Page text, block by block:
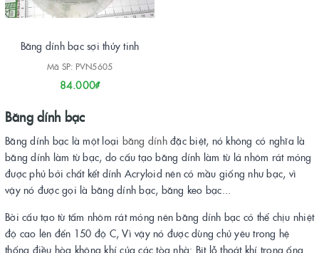
Băng dính bạc sợi thủy tinh
Mã SP: PVN5605
84.000₫
Băng dính bạc
Băng dính bạc là một loại băng dínhđặc biệt, nó không có nghĩa là
băng dính làm từ bạc, do cấu tạo băng dính làm từ lá nhôm rát mỏng
được phủ bởi chất kết dính Acryloid nên có mầu giống như bạc, vì
vậy nó được gọi là băng dính bạc, băng keo bạc...
Bời cấu tạo từ tấm nhôm rát mỏng nên băng dính bạc có thể chịu nhiệt
độ cao lên đến 150 độ C, Vì vậy nó được dùng chủ yêu trong hệ
thống điều hòa không khí của các tòa nhà: Bịt lỗ thoát khí trong ống